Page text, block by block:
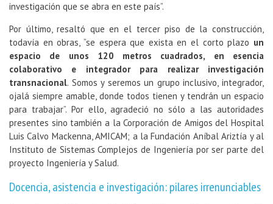
investigación que se abra en este país”.
Por último, resaltó que en el tercer piso de la construcción,
todavía en obras, “se espera que exista en el corto plazo un
espacio de unos 120 metros cuadrados, en esencia
colaborativo e integrador para realizar investigación
transnacional. Somos y seremos un grupo inclusivo, integrador,
ojalá siempre amable, donde todos tienen y tendrán un espacio
para trabajar”. Por ello, agradeció no sólo a las autoridades
presentes sino también a la Corporación de Amigos del Hospital
Luis Calvo Mackenna, AMICAM; a la Fundación Aníbal Ariztía y al
Instituto de Sistemas Complejos de Ingeniería por ser parte del
proyecto Ingeniería y Salud.
Docencia, asistencia e investigación: pilares irrenunciables